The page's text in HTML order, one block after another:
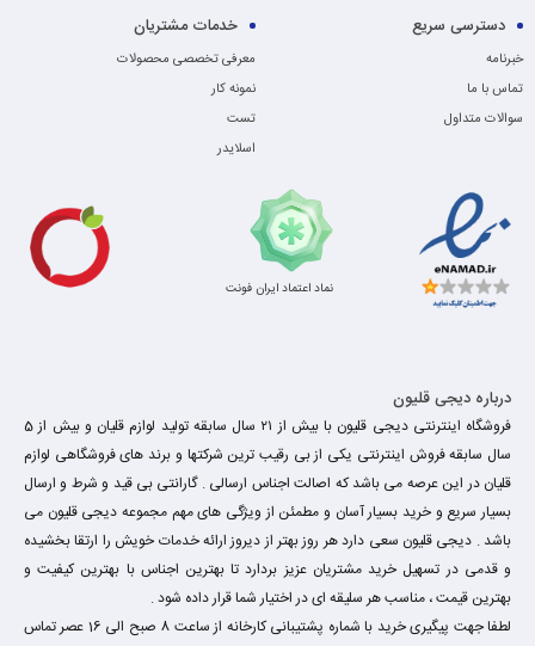
دسترسی سریع
خبرنامه
تماس با ما
سوالات متداول
خدمات مشتریان
معرفی تخصصی محصولات
نمونه کار
تست
اسلایدر
نماد اعتماد ایران فونت
درباره دیجی قلیون
فروشگاه اینترنتی دیجی قلیون با بیش از ۲۱ سال سابقه تولید لوازم قلیان و بیش از 5
سال سابقه فروش اینترنتی یکی از بی رقیب ترین شرکتها و برند های فروشگاهی لوازم
قلیان در این عرصه می باشد که اصالت اجناس ارسالی . گارانتی بی قید و شرط و ارسال
بسیار سریع و خرید بسیار آسان و مطمئن از ویژگی های مهم مجموعه دیجی قلیون می
باشد . دیجی قلیون سعی دارد هر روز بهتر از دیروز ارائه خدمات خویش را ارتقا بخشیده
و قدمی در تسهیل خرید مشتریان عزیز بردارد تا بهترین اجناس با بهترین کیفیت و
بهترین قیمت ، مناسب هر سلیقه ای در اختیار شما قرار داده شود .
لطفا جهت پیگیری خرید با شماره پشتیبانی کارخانه از ساعت 8 صبح الی 16 عصر تماس